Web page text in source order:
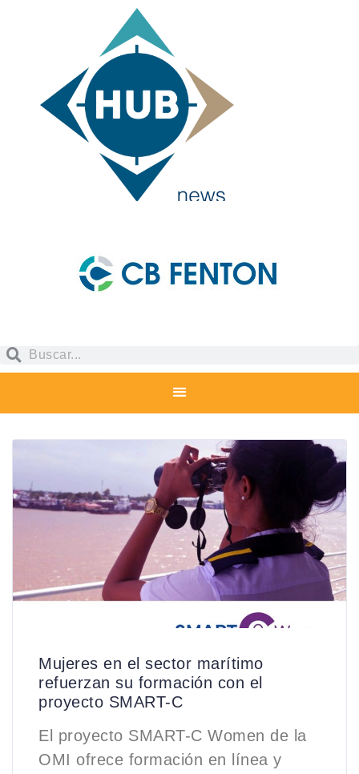
Mujeres en el sector marítimo
refuerzan su formación con el
proyecto SMART-C
El proyecto SMART-C Women de la
OMI ofrece formación en línea y